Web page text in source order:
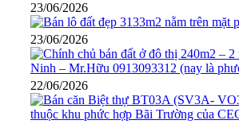
23/06/2026
23/06/2026
22/06/2026